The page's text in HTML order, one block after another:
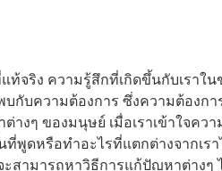
ท้จริง ความรู้สึกที่เกิดขึ้นกับเราใ
กับความต้องการ ซึ่งความต้องกา
ๆ ของมนุษย์ เมื่อเราเข้าใจควา
พูดหรือทำอะไรที่แตกต่างจากเร
สามารถหาวิธีการแก้ปัญหาต่างๆ